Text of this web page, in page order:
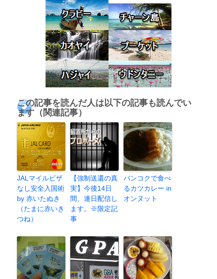
この記事を読んだ人は以下の記事も読んでい
ます（関連記事）
JALマイルビザ
なし安全入国術
by 赤いたぬき
（たまに赤いき
つね）
【強制送還の真
実】今後14日
間、連日配信し
ます。※限定記
事
バンコクで食べ
るカツカレー in
オンヌット